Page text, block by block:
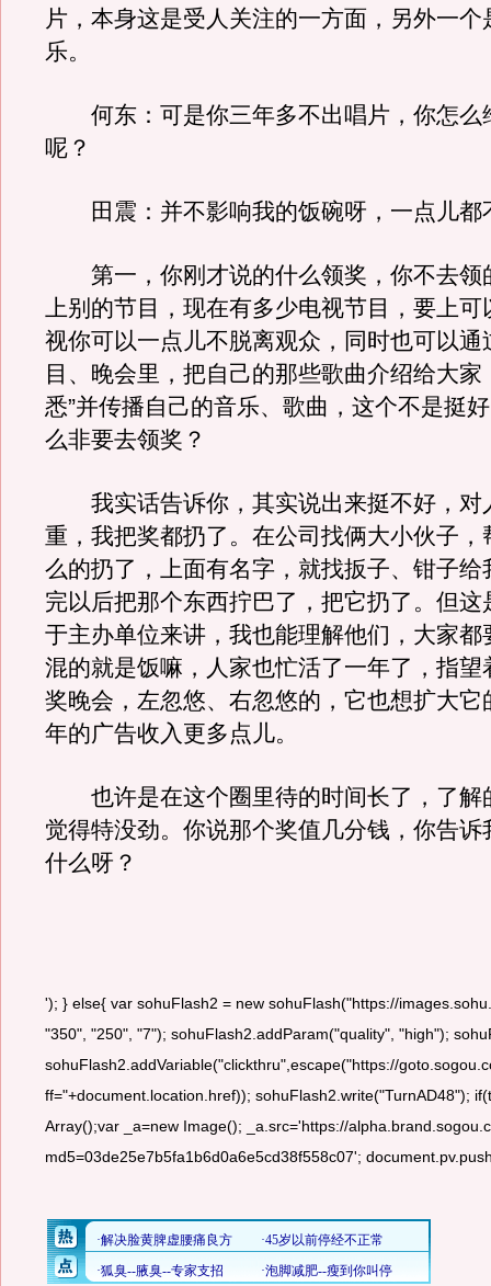
片，本身这是受人关注的一方面，另外一个
乐。
何东：可是你三年多不出唱片，你怎么
呢？
田震：并不影响我的饭碗呀，一点儿都
第一，你刚才说的什么领奖，你不去领
上别的节目，现在有多少电视节目，要上可
视你可以一点儿不脱离观众，同时也可以通
目、晚会里，把自己的那些歌曲介绍给大家
悉”并传播自己的音乐、歌曲，这个不是挺
么非要去领奖？
我实话告诉你，其实说出来挺不好，对
重，我把奖都扔了。在公司找俩大小伙子，
么的扔了，上面有名字，就找扳子、钳子给
完以后把那个东西拧巴了，把它扔了。但这
于主办单位来讲，我也能理解他们，大家都
混的就是饭嘛，人家也忙活了一年了，指望
奖晚会，左忽悠、右忽悠的，它也想扩大它
年的广告收入更多点儿。
也许是在这个圈里待的时间长了，了解
觉得特没劲。你说那个奖值几分钱，你告诉
什么呀？
'); } else{ var sohuFlash2 = new sohuFlash("https://
"350", "250", "7"); sohuFlash2.addParam("quality", "high");
sohuFlash2.addVariable("clickthru",escape("https://
ff="+document.location.href)); sohuFlash2.write("TurnAD48");
Array();var _a=new Image(); _a.src='https://
md5=03de25e7b5fa1b6d0a6e5cd38f558c07';